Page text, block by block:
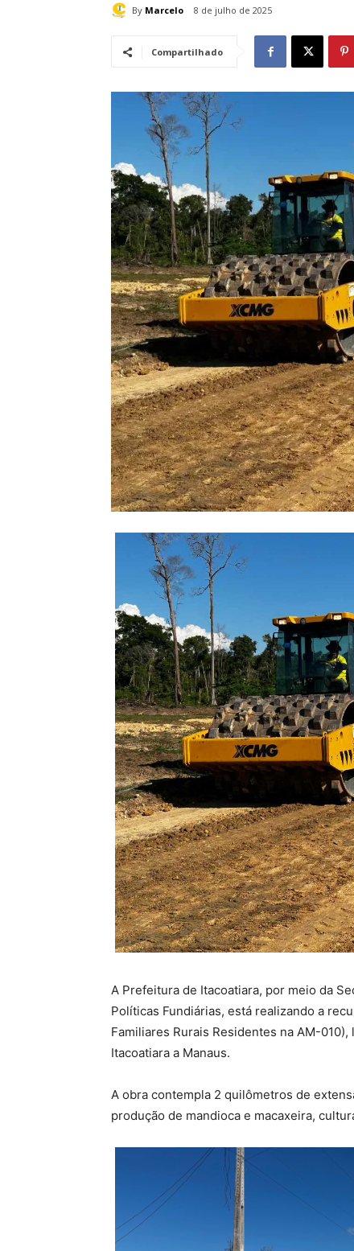
By Marcelo 8 de julho de 2025
Compartilhado
A Prefeitura de Itacoatiara, por meio da
Políticas Fundiárias, está realizando a
Familiares Rurais Residentes na AM-
Itacoatiara a Manaus.
A obra contempla 2 quilômetros de
produção de mandioca e macaxeira,